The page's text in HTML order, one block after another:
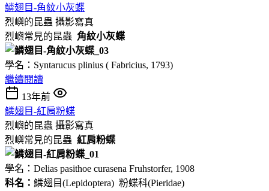
鱗翅目-角紋小灰蝶
烈嶼的昆蟲 攝影寫真
烈嶼常見的昆蟲 角紋小灰蝶
學名：Syntarucus plinius ( Fabricius, 1793)
繼續閱讀
13年前
鱗翅目-紅肩粉蝶
烈嶼的昆蟲 攝影寫真
烈嶼常見的昆蟲 紅肩粉蝶
學名：Delias pasithoe curasena Fruhstorfer, 1908
科名： 鱗翅目(Lepidoptera) 粉蝶科(Pieridae)